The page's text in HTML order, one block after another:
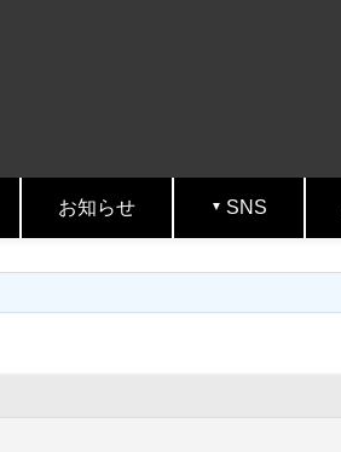
お知らせ SNS